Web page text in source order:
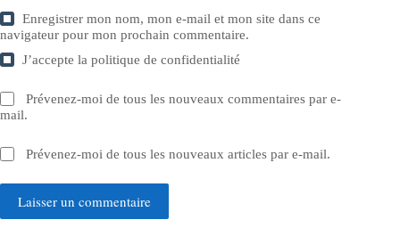
Enregistrer mon nom, mon e-mail et mon site dans ce
navigateur pour mon prochain commentaire.
J’accepte lapolitique de confidentialité
Prévenez-moi de tous les nouveaux commentaires par e-
mail.
Prévenez-moi de tous les nouveaux articles par e-mail.
Laisser un commentaire